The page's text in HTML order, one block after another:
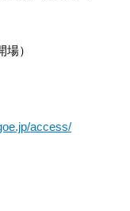
）
access/